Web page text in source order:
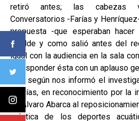
retiró antes; las cabezas
Conversatorios -Farías y
propuesta -que esperaban
alcalde y como salió antes del
igual con la audiencia en la sala
al responder ésta con un aplauso
Ello, según nos informó el
Saldías, en reconocimiento por la
de Álvaro Abarca al
práctica de los deportes